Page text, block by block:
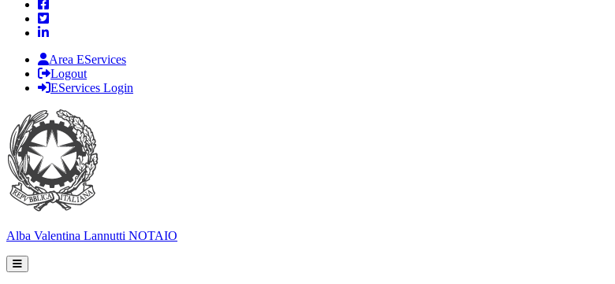
Area EServices
Logout
EServices Login
Alba Valentina Lannutti NOTAIO